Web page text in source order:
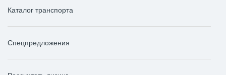
Каталог транспорта
Спецпредложения